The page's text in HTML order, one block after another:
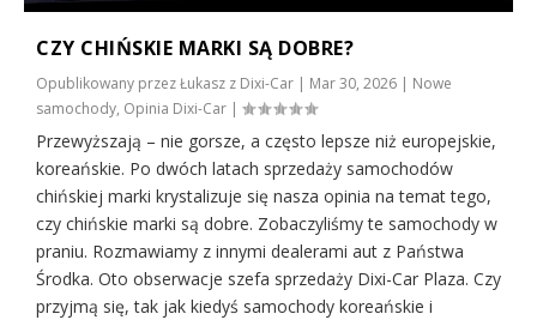
CZY CHIŃSKIE MARKI SĄ DOBRE?
Opublikowany przezŁukasz z Dixi-Car | Mar 30, 2026 | Nowe
samochody, Opinia Dixi-Car |
Przewyższają – nie gorsze, a często lepsze niż europejskie,
koreańskie. Po dwóch latach sprzedaży samochodów
chińskiej marki krystalizuje się nasza opinia na temat tego,
czy chińskie marki są dobre. Zobaczyliśmy te samochody w
praniu. Rozmawiamy z innymi dealerami aut z Państwa
Środka. Oto obserwacje szefa sprzedaży Dixi-Car Plaza. Czy
przyjmą się, tak jak kiedyś samochody koreańskie i